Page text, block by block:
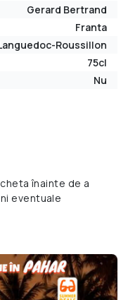
Gerard Bertrand
Franta
Roussillon
75cl
Nu
înainte de a
eventuale